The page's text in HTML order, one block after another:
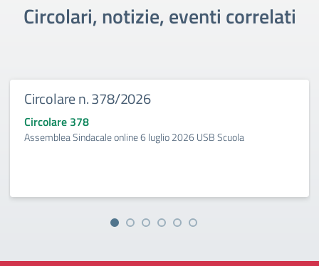
Circolari, notizie, eventi correlati
Circolare n. 378/2026
Circolare 378
Assemblea Sindacale online 6 luglio 2026 USB Scuola